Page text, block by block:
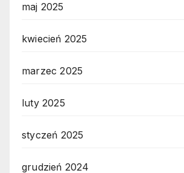
maj 2025
kwiecień 2025
marzec 2025
luty 2025
styczeń 2025
grudzień 2024